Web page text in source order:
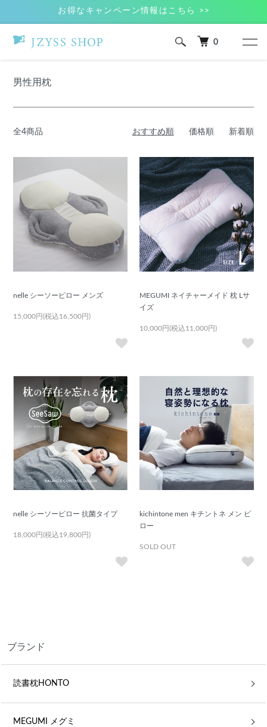
お得なキャンペーン情報はこちら >>
0
ホーム
男性用枕
全4商品 おすすめ順 価格順 新着順
nelle シーソーピロー メンズ
15,000円(税込16,500円)
MEGUMI ネイチャーメイド 枕 Lサ
イズ
10,000円(税込11,000円)
nelle シーソーピロー 抗菌タイプ
18,000円(税込19,800円)
kichintone men キチントネ メン ピ
ロー
SOLD OUT
ブランド
読書枕HONTO
MEGUMI メグミ